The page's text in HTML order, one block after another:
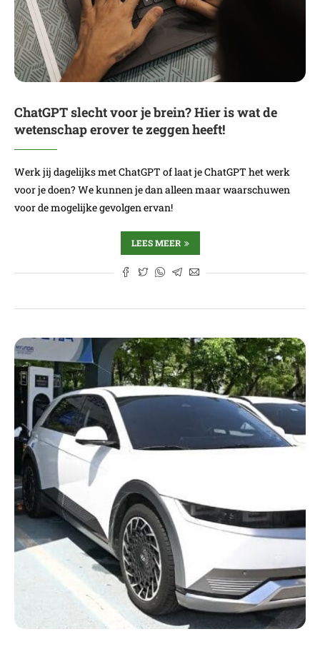
ChatGPT slecht voor je brein? Hier is wat de
wetenschap erover te zeggen heeft!
Werk jij dagelijks met ChatGPT of laat je ChatGPT het werk
voor je doen? We kunnen je dan alleen maar waarschuwen
voor de mogelijke gevolgen ervan!
LEES MEER